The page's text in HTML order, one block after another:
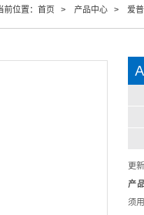
前位置： 首页 > 产品中心 > 爱
更
产
须